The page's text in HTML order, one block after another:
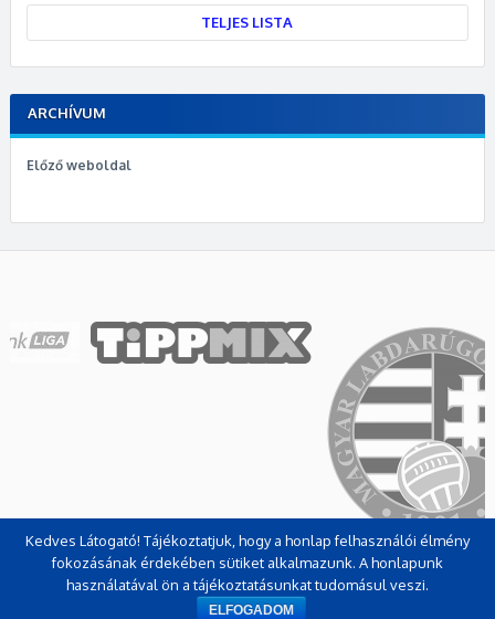
TELJES LISTA
ARCHÍVUM
Előző weboldal
Kedves Látogató! Tájékoztatjuk, hogy a honlap felhasználói élmény
fokozásának érdekében sütiket alkalmazunk. A honlapunk
használatával ön a tájékoztatásunkat tudomásul veszi.
ELFOGADOM